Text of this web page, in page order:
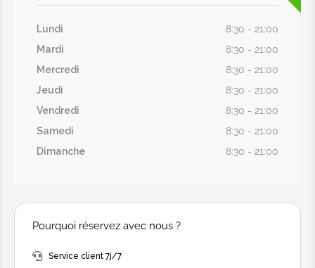
Lundi
8:30 - 21:00
Mardi
8:30 - 21:00
Mercredi
8:30 - 21:00
Jeudi
8:30 - 21:00
Vendredi
8:30 - 21:00
Samedi
8:30 - 21:00
Dimanche
8:30 - 21:00
Pourquoi réservez avec nous ?
Service client 7j/7